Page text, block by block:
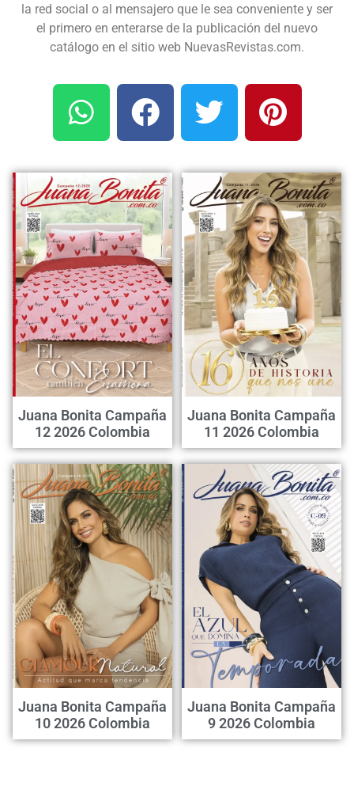
la red social o al mensajero que le sea conveniente y ser
el primero en enterarse de la publicación del nuevo
catálogo en el sitio web NuevasRevistas.com.
Juana Bonita Campaña
12 2026 Colombia
Juana Bonita Campaña
11 2026 Colombia
Juana Bonita Campaña
10 2026 Colombia
Juana Bonita Campaña
9 2026 Colombia